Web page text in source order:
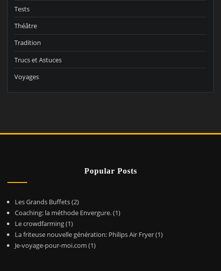
Tests
Théâtre
Tradition
Trucs et Astuces
Voyages
Popular Posts
Les Grands Buffets(2)
Coaching: la méthode Envergure.(1)
Le crowdfarming(1)
La friteuse nouvelle génération: Philips Air Fryer(1)
Je-voyage-pour-moi.com (1)